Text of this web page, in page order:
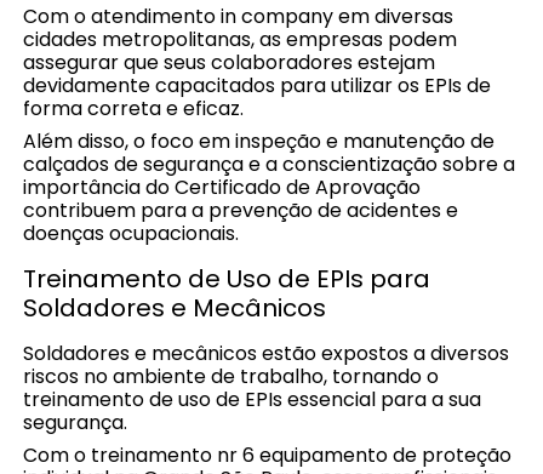
Com o atendimento in company em diversas
cidades metropolitanas, as empresas podem
assegurar que seus colaboradores estejam
devidamente capacitados para utilizar os EPIs de
forma correta e eficaz.
Além disso, o foco em inspeção e manutenção de
calçados de segurança e a conscientização sobre a
importância do Certificado de Aprovação
contribuem para a prevenção de acidentes e
doenças ocupacionais.
Treinamento de Uso de EPIs para
Soldadores e Mecânicos
Soldadores e mecânicos estão expostos a diversos
riscos no ambiente de trabalho, tornando o
treinamento de uso de EPIs essencial para a sua
segurança.
Com o treinamento nr 6 equipamento de proteção